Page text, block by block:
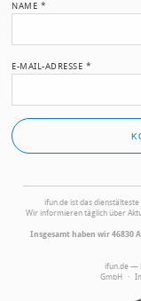
NAME *
E-MAIL-ADRESSE *
ifun.de ist das
Wir informieren täglich über
Insgesamt haben wir 46830
ifun.de —
GmbH ·